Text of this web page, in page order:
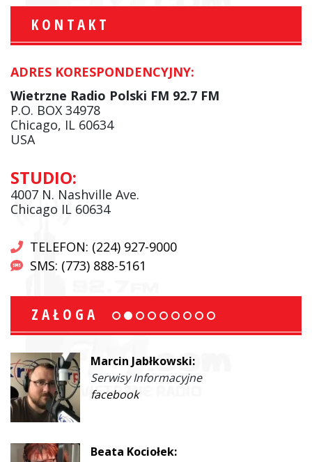
KONTAKT
ADRES KORESPONDENCYJNY:
Wietrzne Radio Polski FM 92.7 FM
P.O. BOX 34978
Chicago, IL 60634
USA
STUDIO:
4007 N. Nashville Ave.
Chicago IL 60634
TELEFON: (224) 927-9000
SMS: (773) 888-5161
ZAŁOGA
Marcin Jabłkowski:
Serwisy Informacyjne
facebook
Beata Kociołek: